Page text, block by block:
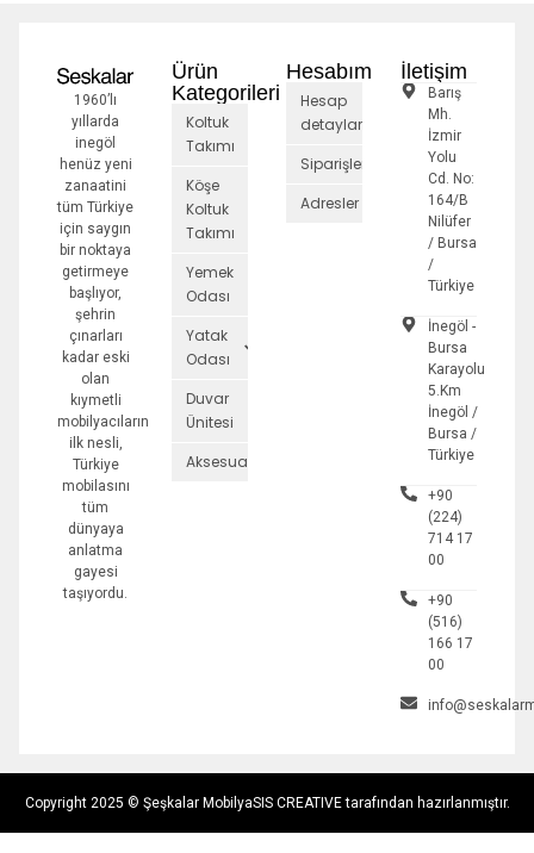
1960’lı
yıllarda
inegöl
henüz yeni
zanaatini
tüm Türkiye
için saygın
bir noktaya
getirmeye
başlıyor,
şehrin
çınarları
kadar eski
olan
kıymetli
mobilyacıların
ilk nesli,
Türkiye
mobilasını
tüm
dünyaya
anlatma
gayesi
taşıyordu.
Ürün
Kategorileri
Koltuk
Takımı
Köşe
Koltuk
Takımı
Yemek
Odası
Yatak
Odası
Duvar
Ünitesi
Aksesuarlar
Hesabım
Hesap
detayları
Siparişler
Adresler
İletişim
Barış
Mh.
İzmir
Yolu
Cd. No:
164/B
Nilüfer
/ Bursa
/
Türkiye
İnegöl -
Bursa
Karayolu
5.Km
İnegöl /
Bursa /
Türkiye
+90
(224)
714 17
00
+90
(516)
166 17
00
Copyright 2025 © Şeşkalar MobilyaSIS CREATIVE tarafından hazırlanmıştır.